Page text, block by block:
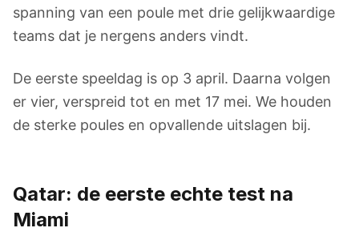
spanning van een poule met drie gelijkwaardige
teams dat je nergens anders vindt.
De eerste speeldag is op 3 april. Daarna volgen
er vier, verspreid tot en met 17 mei. We houden
de sterke poules en opvallende uitslagen bij.
Qatar: de eerste echte test na
Miami